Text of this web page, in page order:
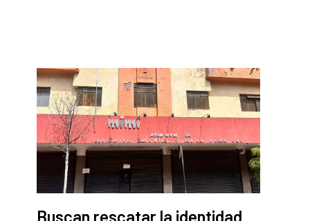
Buscan rescatar la identidad